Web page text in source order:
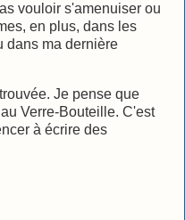
vouloir s'amenuiser ou
en plus, dans les
dans ma dernière
Je pense que
Verre-Bouteille. C'est
à écrire des